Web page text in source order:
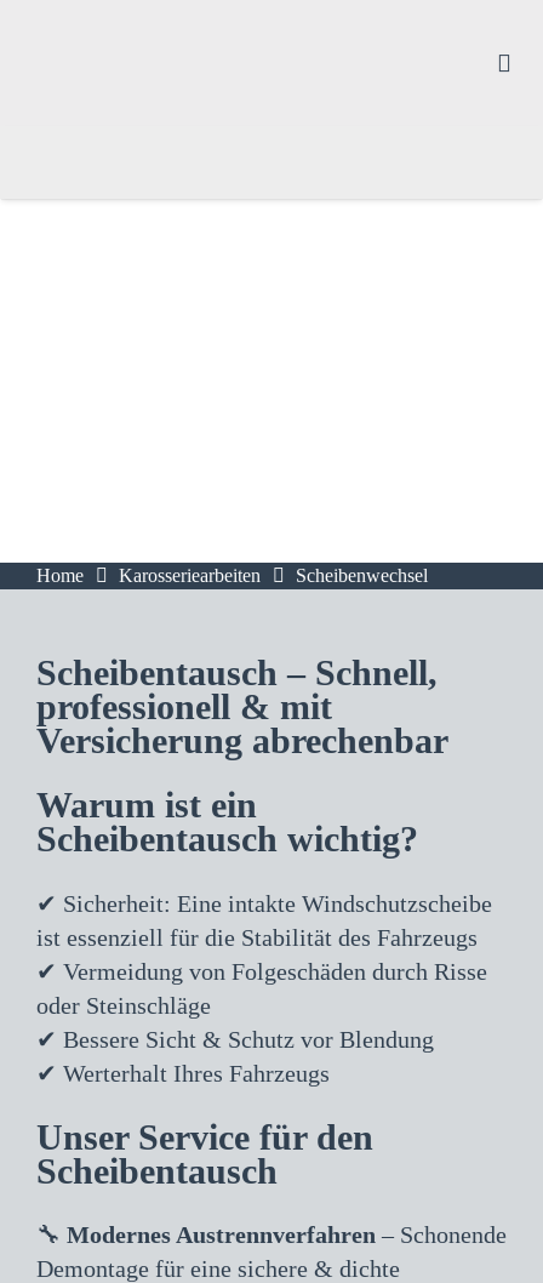
Home Karosseriearbeiten Scheibenwechsel
Scheibentausch – Schnell,
professionell & mit
Versicherung abrechenbar
Warum ist ein
Scheibentausch wichtig?
✔ Sicherheit: Eine intakte Windschutzscheibe
ist essenziell für die Stabilität des Fahrzeugs
✔ Vermeidung von Folgeschäden durch Risse
oder Steinschläge
✔ Bessere Sicht & Schutz vor Blendung
✔ Werterhalt Ihres Fahrzeugs
Unser Service für den
Scheibentausch
🔧 Modernes Austrennverfahren – Schonende
Demontage für eine sichere & dichte